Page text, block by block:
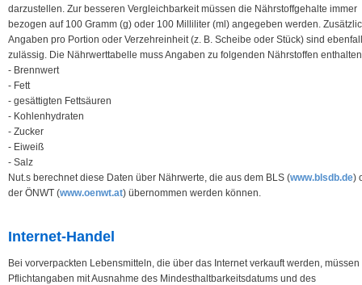
darzustellen. Zur besseren Vergleichbarkeit müssen die Nährstoffgehalte immer
bezogen auf 100 Gramm (g) oder 100 Milliliter (ml) angegeben werden.
Angaben pro Portion oder Verzehreinheit (z. B. Scheibe oder Stück) sind
zulässig. Die Nährwerttabelle muss Angaben zu folgenden Nährstoffen
- Brennwert
- Fett
- gesättigten Fettsäuren
- Kohlenhydraten
- Zucker
- Eiweiß
- Salz
Nut.s berechnet diese Daten über Nährwerte, die aus dem BLS (www.blsdb.de)
der ÖNWT (www.oenwt.at) übernommen werden können.
Internet-Handel
Bei vorverpackten Lebensmitteln, die über das Internet verkauft werden,
Pflichtangaben mit Ausnahme des Mindesthaltbarkeitsdatums und des